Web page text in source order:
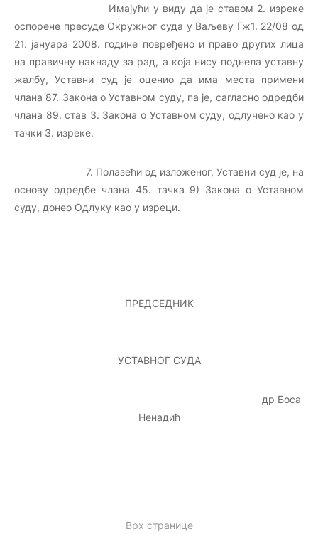
Имајући у виду да је ставом 2. изреке
оспорене пресуде Окружног суда у Ваљеву Гж1. 22/08 од
21. јануара 2008. године повређено и право других лица
на правичну накнаду за рад, а која нису поднела уставну
жалбу, Уставни суд је оценио да има места примени
члана 87. Закона о Уставном суду, па је, сагласно одредби
члана 89. став 3. Закона о Уставном суду, одлучено као у
тачки 3. изреке.
7. Полазећи од изложеног, Уставни суд је, на
основу одредбе члана 45. тачка 9) Закона о Уставном
суду, донео Одлуку као у изреци.
ПРЕДСЕДНИК
УСТАВНОГ СУДА
др Боса
Ненадић
Врх странице